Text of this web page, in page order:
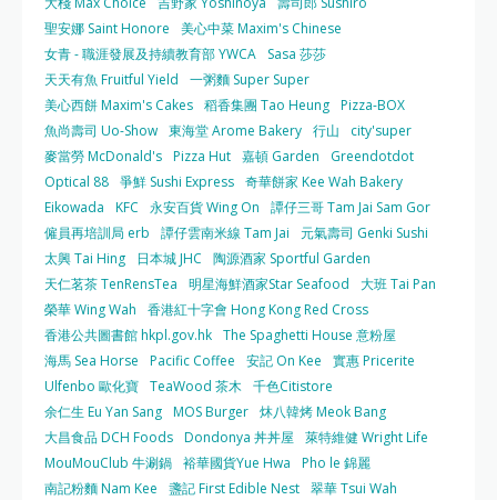
聖安娜 Saint Honore
美心中菜 Maxim's Chinese
女青 - 職涯發展及持續教育部 YWCA
Sasa 莎莎
天天有魚 Fruitful Yield
一粥麵 Super Super
美心西餅 Maxim's Cakes 稻香集團 Tao Heung Pizza-BOX
魚尚壽司 Uo-Show 東海堂 Arome Bakery 行山
city'super
麥當勞 McDonald's Pizza Hut 嘉頓 Garden
Greendotdot
Optical 88 爭鮮 Sushi Express 奇華餅家 Kee Wah Bakery
Eikowada
KFC 永安百貨 Wing On
譚仔三哥 Tam Jai Sam Gor
僱員再培訓局 erb
譚仔雲南米線 Tam Jai
元氣壽司 Genki Sushi
太興 Tai Hing
日本城 JHC
陶源酒家 Sportful Garden
天仁茗茶 TenRensTea
明星海鮮酒家Star Seafood
大班 Tai Pan
榮華 Wing Wah
香港紅十字會 Hong Kong Red Cross
香港公共圖書館 hkpl.gov.hk The Spaghetti House 意粉屋
海馬 Sea Horse
Pacific Coffee 安記 On Kee
實惠 Pricerite
Ulfenbo 歐化寶 TeaWood 茶木 千色Citistore
余仁生 Eu Yan Sang MOS Burger 炑八韓烤 Meok Bang
大昌食品 DCH Foods Dondonya 丼丼屋
萊特維健 Wright Life
MouMouClub 牛涮鍋 裕華國貨Yue Hwa
Pho le 錦麗
南記粉麵 Nam Kee
盞記 First Edible Nest 翠華 Tsui Wah